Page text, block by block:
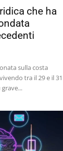
che ha
sulla costa
tra il 29 e il 31